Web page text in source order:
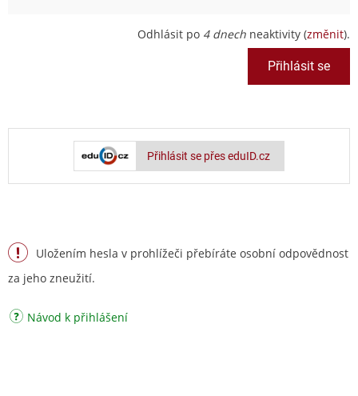
Odhlásit po 4 dnech neaktivity (změnit).
Přihlásit se přes eduID.cz
Uložením hesla v prohlížeči přebíráte osobní odpovědnost
za jeho zneužití.
Návod k přihlášení